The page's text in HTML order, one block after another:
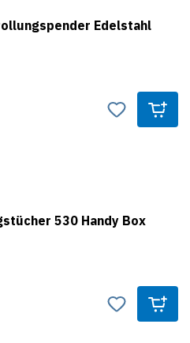
Edelstahl
530 Handy Box